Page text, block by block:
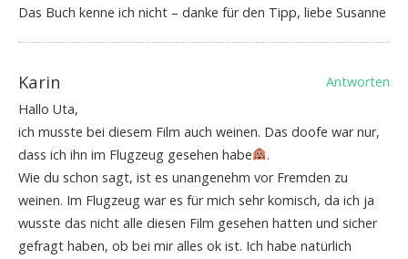
Das Buch kenne ich nicht – danke für den Tipp, liebe Susanne
Karin
Antworten
Hallo Uta,
ich musste bei diesem Film auch weinen. Das doofe war nur,
dass ich ihn im Flugzeug gesehen habe
.
Wie du schon sagt, ist es unangenehm vor Fremden zu
weinen. Im Flugzeug war es für mich sehr komisch, da ich ja
wusste das nicht alle diesen Film gesehen hatten und sicher
gefragt haben, ob bei mir alles ok ist. Ich habe natürlich